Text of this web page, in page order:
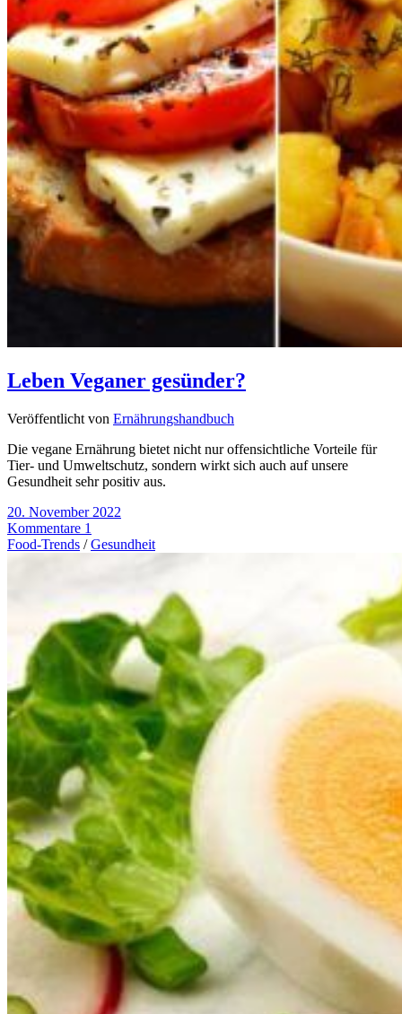
Leben Veganer gesünder?
Veröffentlicht von Ernährungshandbuch
Die vegane Ernährung bietet nicht nur offensichtliche Vorteile für
Tier- und Umweltschutz, sondern wirkt sich auch auf unsere
Gesundheit sehr positiv aus.
20. November 2022
Kommentare 1
Food-Trends /Gesundheit